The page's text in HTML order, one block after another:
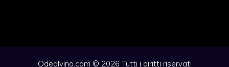
Odealvino.com © 2026 Tutti i diritti riservati